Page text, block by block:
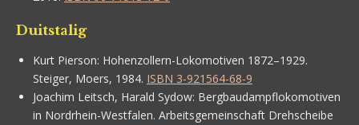
Duitstalig
Kurt Pierson: Hohenzollern-Lokomotiven 1872–1929.
Steiger, Moers, 1984. ISBN 3-921564-68-9
Joachim Leitsch, Harald Sydow: Bergbaudampflokomotiven
in Nordrhein-Westfalen. Arbeitsgemeinschaft Drehscheibe